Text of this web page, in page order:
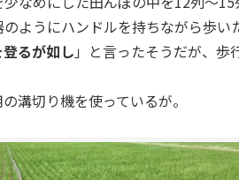
ようにハンドルを持ちながら歩い
るが如し 」と言ったそうだが、
溝切り機を使っているが。